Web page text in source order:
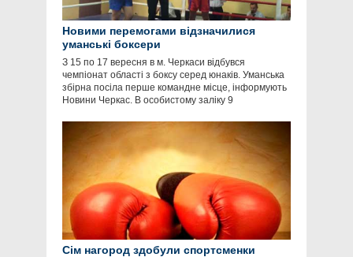
Новими перемогами відзначилися
уманські боксери
З 15 по 17 вересня в м. Черкаси відбувся
чемпіонат області з боксу серед юнаків. Уманська
збірна посіла перше командне місце, інформують
Новини Черкас. В особистому заліку 9
Сім нагород здобули спортсменки